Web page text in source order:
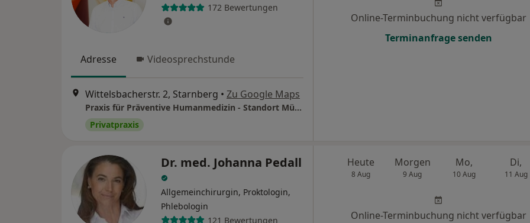
172 Bewertungen
Adresse Videosprechstunde
Wittelsbacherstr. 2, Starnberg • Zu Google Maps
Praxis für Präventive Humanmedizin - Standort München Dr. Jörg Fuchs
Privatpraxis
Online-Terminbuchung nicht verfügbar
Terminanfrage senden
Dr. med. Johanna Pedall
Allgemeinchirurgin, Proktologin,
Phlebologin
121 Bewertungen
Heute
8 Aug
Morgen
9 Aug
Mo,
10 Aug
Di,
11 Aug
Online-Terminbuchung nicht verfügbar